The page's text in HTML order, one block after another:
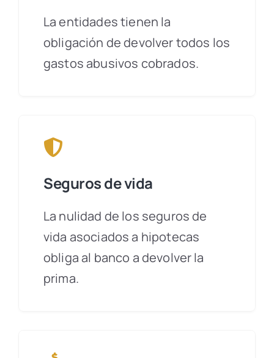
La entidades tienen la
obligación de devolver todos los
gastos abusivos cobrados.
Seguros de vida
La nulidad de los seguros de
vida asociados a hipotecas
obliga al banco a devolver la
prima.